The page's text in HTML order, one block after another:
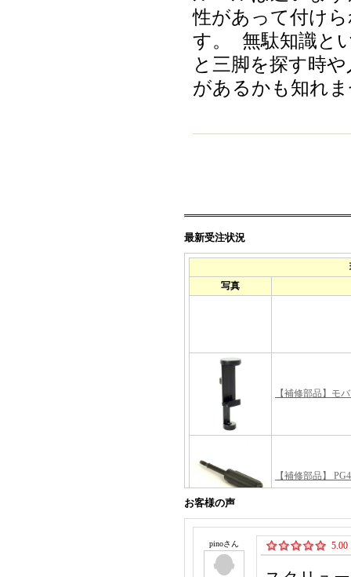
性があって付け
す。 無駄知識と
と三脚を探す時
があるかも知れ
最新受注状況
お客様の声